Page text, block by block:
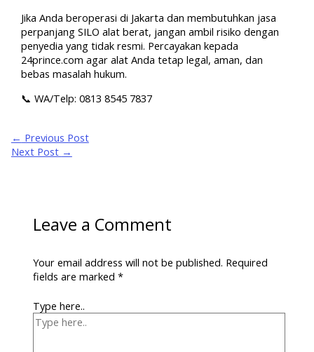
Jika Anda beroperasi di Jakarta dan membutuhkan jasa
perpanjang SILO alat berat, jangan ambil risiko dengan
penyedia yang tidak resmi. Percayakan kepada
24prince.com agar alat Anda tetap legal, aman, dan
bebas masalah hukum.
📞 WA/Telp: 0813 8545 7837
← Previous Post
Next Post →
Leave a Comment
Your email address will not be published. Required
fields are marked*
Type here..